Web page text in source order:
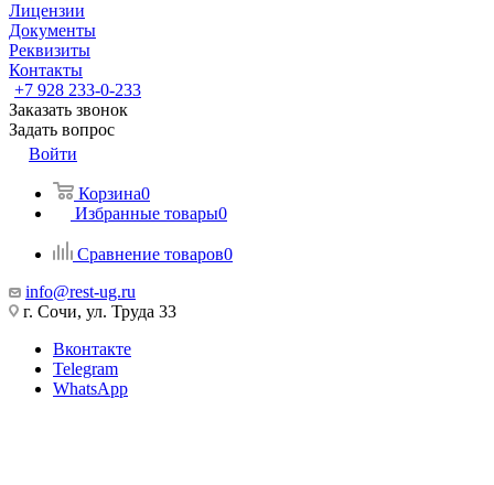
Лицензии
Документы
Реквизиты
Контакты
+7 928 233-0-233
Заказать звонок
Задать вопрос
Войти
Корзина0
Избранные товары0
Сравнение товаров0
info@rest-ug.ru
г. Сочи, ул. Труда 33
Вконтакте
Telegram
WhatsApp